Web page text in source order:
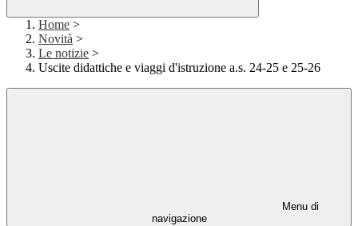
Home >
Novità >
Le notizie >
Uscite didattiche e viaggi d'istruzione a.s. 24-25 e 25-26
Menu di
navigazione